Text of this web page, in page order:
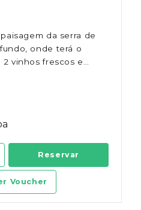
da serra de
onde terá o
vinhos frescos e
Reservar
Voucher